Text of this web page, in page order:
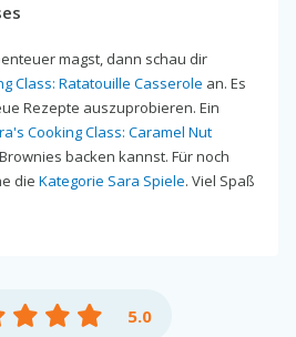
magst, dann schau dir
Class: Ratatouille Casserole an. Es
Rezepte auszuprobieren. Ein
Cooking Class: Caramel Nut
backen kannst. Für noch
die Kategorie Sara Spiele. Viel Spaß
5.0